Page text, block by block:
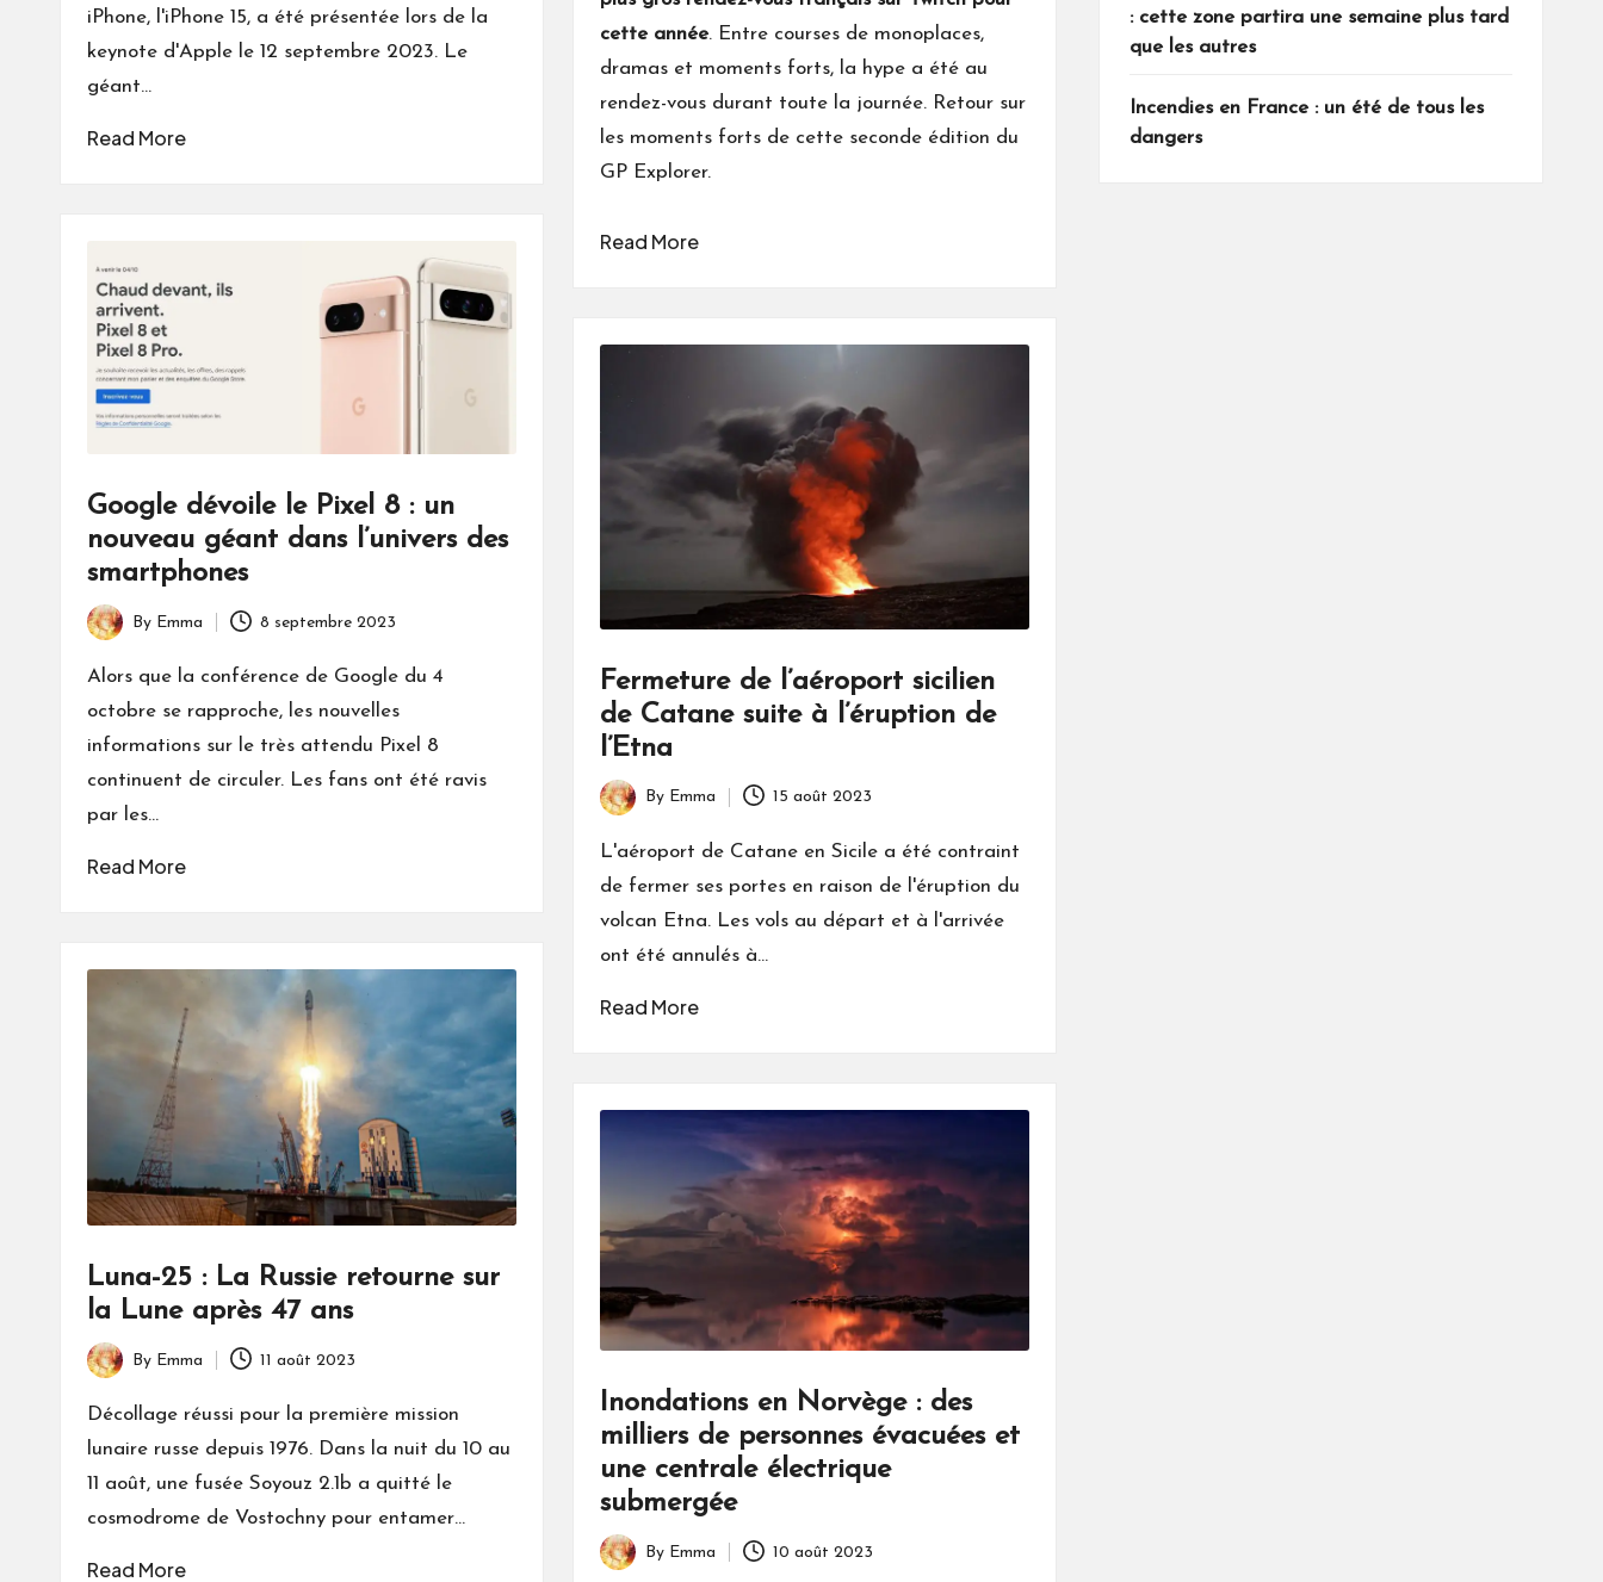
iPhone, l'iPhone 15, a été présentée lors de la
keynote d'Apple le 12 septembre 2023. Le
géant…
Read More
cette année. Entre courses de monoplaces,
dramas et moments forts, la hype a été au
rendez-vous durant toute la journée. Retour sur
les moments forts de cette seconde édition du
GP Explorer.
Read More
Google dévoile le Pixel 8 : un
nouveau géant dans l’univers des
smartphones
Posted
by
By Emma 8 septembre 2023
Alors que la conférence de Google du 4
octobre se rapproche, les nouvelles
informations sur le très attendu Pixel 8
continuent de circuler. Les fans ont été ravis
par les…
Read More
Fermeture de l’aéroport sicilien
de Catane suite à l’éruption de
l’Etna
Posted
by
By Emma 15 août 2023
L'aéroport de Catane en Sicile a été contraint
de fermer ses portes en raison de l'éruption du
volcan Etna. Les vols au départ et à l'arrivée
ont été annulés à…
Read More
Luna-25 : La Russie retourne sur
la Lune après 47 ans
Posted
by
By Emma 11 août 2023
Décollage réussi pour la première mission
lunaire russe depuis 1976. Dans la nuit du 10 au
11 août, une fusée Soyouz 2.1b a quitté le
cosmodrome de Vostochny pour entamer…
Read More
Inondations en Norvège : des
milliers de personnes évacuées et
une centrale électrique
submergée
Posted
By Emma 10 août 2023
: cette zone partira une semaine plus tard
que les autres
Incendies en France : un été de tous les
dangers